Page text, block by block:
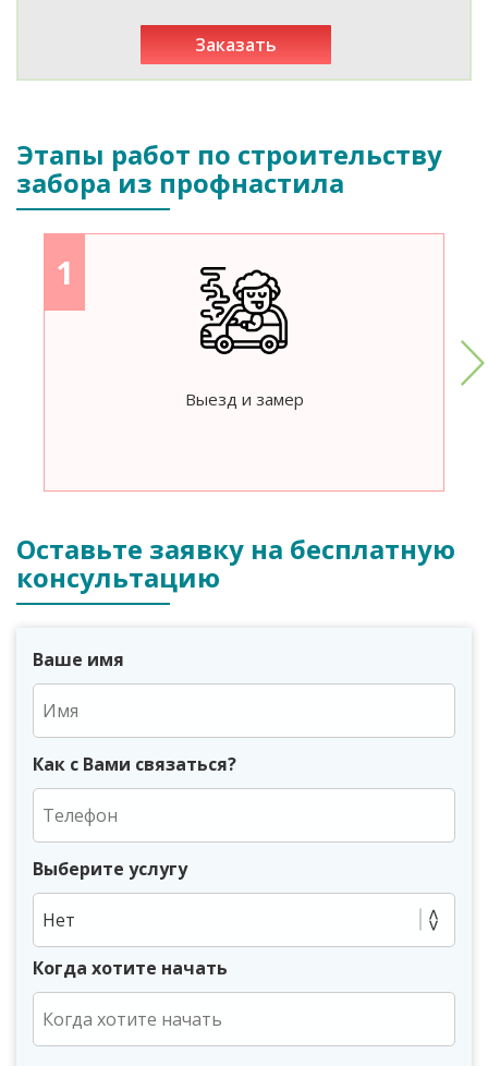
заказать
Этапы работ по строительству
забора из профнастила
1
Выезд и замер
Оставьте заявку на бесплатную
консультацию
Ваше имя
Как с Вами связаться?
Выберите услугу
Нет
Когда хотите начать